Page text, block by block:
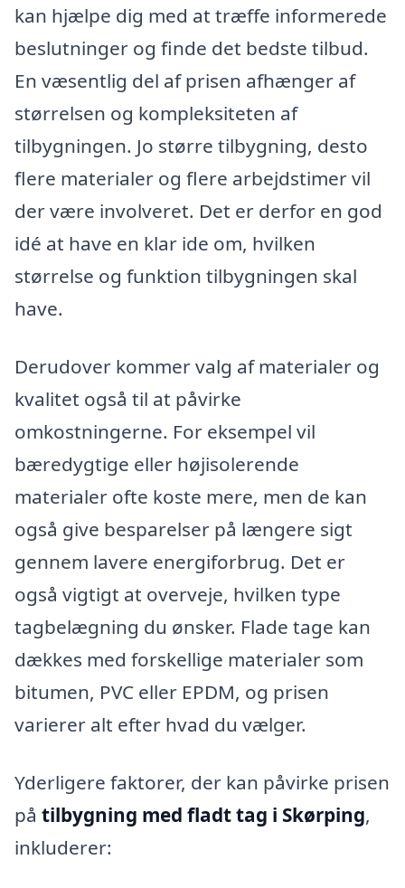
kan hjælpe dig med at træffe informerede
beslutninger og finde det bedste tilbud.
En væsentlig del af prisen afhænger af
størrelsen og kompleksiteten af
tilbygningen. Jo større tilbygning, desto
flere materialer og flere arbejdstimer vil
der være involveret. Det er derfor en god
idé at have en klar ide om, hvilken
størrelse og funktion tilbygningen skal
have.
Derudover kommer valg af materialer og
kvalitet også til at påvirke
omkostningerne. For eksempel vil
bæredygtige eller højisolerende
materialer ofte koste mere, men de kan
også give besparelser på længere sigt
gennem lavere energiforbrug. Det er
også vigtigt at overveje, hvilken type
tagbelægning du ønsker. Flade tage kan
dækkes med forskellige materialer som
bitumen, PVC eller EPDM, og prisen
varierer alt efter hvad du vælger.
Yderligere faktorer, der kan påvirke prisen
på tilbygning med fladt tag i Skørping,
inkluderer: